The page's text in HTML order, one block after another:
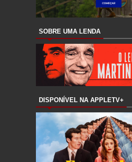
SOBRE UMA LENDA
DISPONÍVEL NA APPLETV+